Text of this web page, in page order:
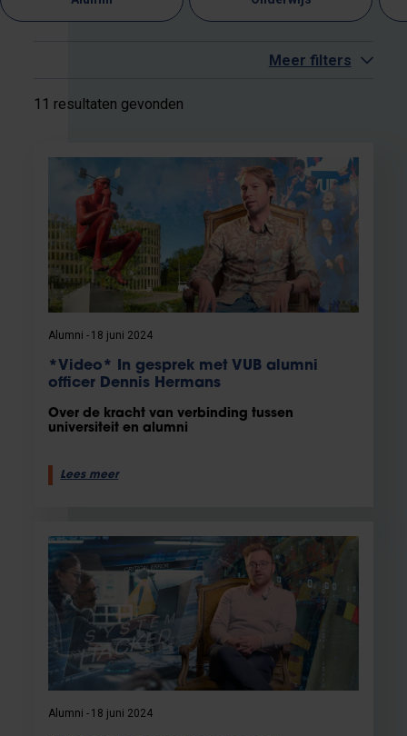
Meer filters
11 resultaten gevonden
Alumni 18 juni 2024
*Video* In gesprek met VUB alumni
officer Dennis Hermans
Over de kracht van verbinding tussen
universiteit en alumni
Lees meer
Alumni 18 juni 2024